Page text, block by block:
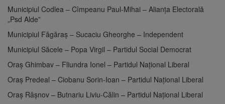
Municipiul Codlea – Cîmpeanu Paul-Mihai – Alianța Electorală
„Psd Alde”
Municipiul Făgăraş – Sucaciu Gheorghe – Independent
Municipiul Săcele – Popa Virgil – Partidul Social Democrat
Oraş Ghimbav – Fliundra Ionel – Partidul Național Liberal
Oraş Predeal – Ciobanu Sorin-Ioan – Partidul Național Liberal
Oraş Râşnov – Butnariu Liviu-Călin – Partidul Național Liberal